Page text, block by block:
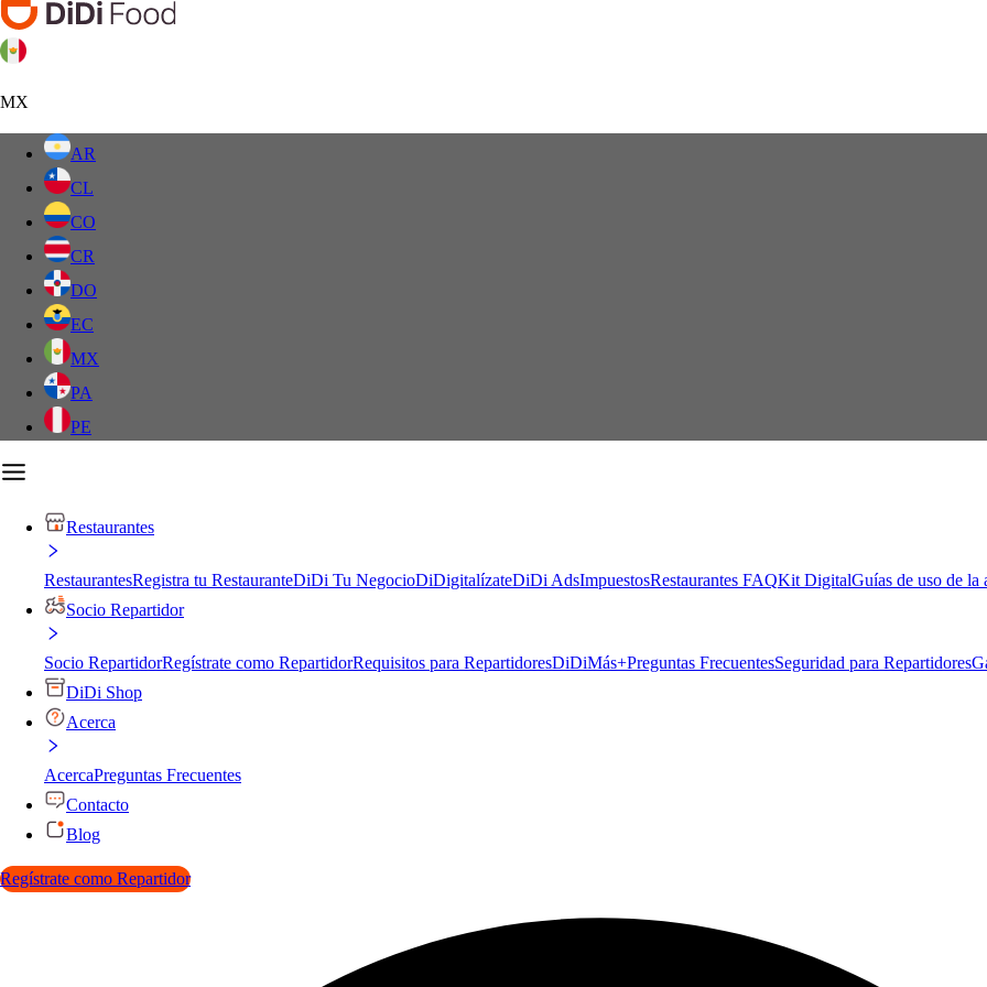
MX
AR
CL
CO
CR
DO
EC
MX
PA
PE
Restaurantes
RestaurantesRegistra tu RestauranteDiDi Tu NegocioDiDigitalízateDiDi AdsImpuestosRestaurantes FAQKit DigitalGuías de uso de la
Socio Repartidor
Socio RepartidorRegístrate como RepartidorRequisitos para RepartidoresDiDiMás+Preguntas FrecuentesSeguridad para Repartidores
DiDi Shop
Acerca
AcercaPreguntas Frecuentes
Contacto
Blog
Regístrate como Repartidor